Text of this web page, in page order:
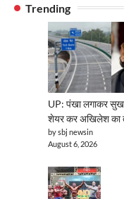
Trending
UP: पंखा लगाकर
शेयर कर अखिलेश का
by sbj newsin
August 6, 2026